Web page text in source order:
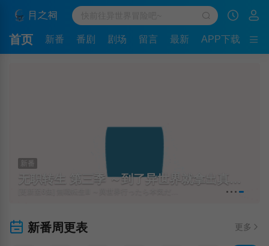
首页 新番 番剧 剧场 留言 最新 APP下载
新番
新番周更表 更多